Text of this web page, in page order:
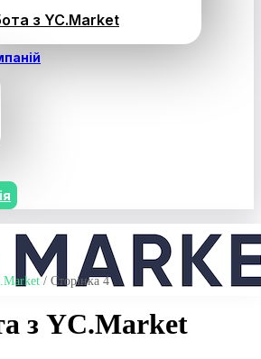
з YC.Market
/ Сторінка 4
з YC.Market